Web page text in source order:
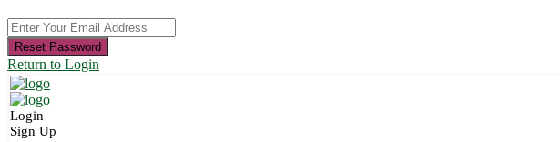
Reset Password
Return to Login
Login
Sign Up